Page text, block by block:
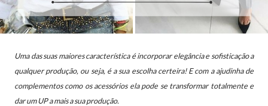
Uma das suas maiores característica é incorporar elegância e sofisticação a
qualquer produção, ou seja, é a sua escolha certeira! E com a ajudinha de
complementos como os acessórios ela pode se transformar totalmente e
dar um UP a mais a sua produção.